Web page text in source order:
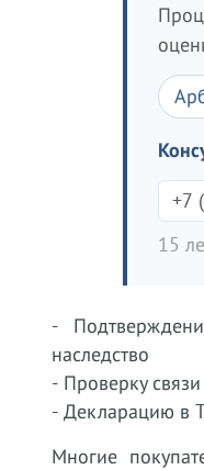
+7
15
-
наследство
- Проверку
- Декларацию в
Многие